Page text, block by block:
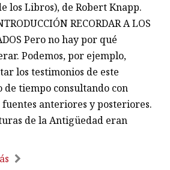
los Libros), de Robert Knapp.
RECORDAR A LOS
Pero no hay por qué
Podemos, por ejemplo,
los testimonios de este
de tiempo consultando con
fuentes anteriores y posteriores.
de la Antigüedad eran